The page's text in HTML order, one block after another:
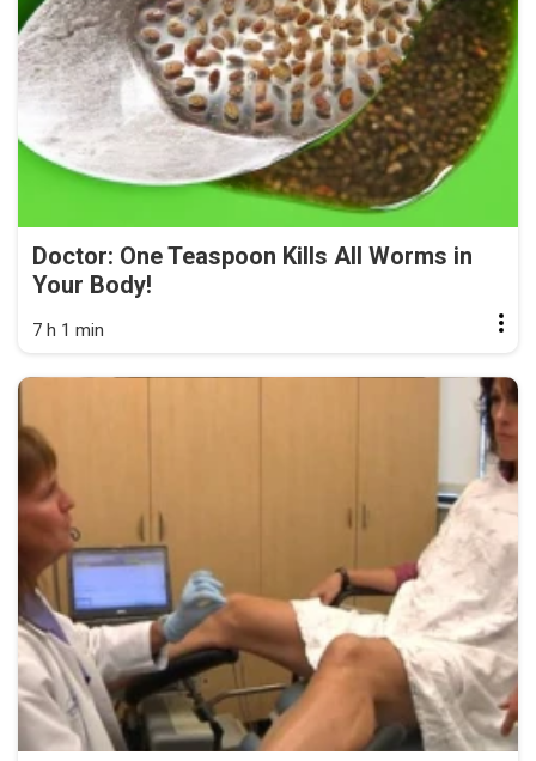
Doctor: One Teaspoon Kills All Worms in
Your Body!
7 h 1 min